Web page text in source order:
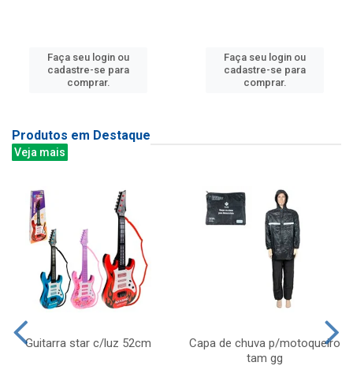
Faça seu login ou
cadastre-se para
comprar.
Faça seu login ou
cadastre-se para
comprar.
Produtos em Destaque
Veja mais
Guitarra star c/luz 52cm
Capa de chuva p/motoqueiro
tam gg